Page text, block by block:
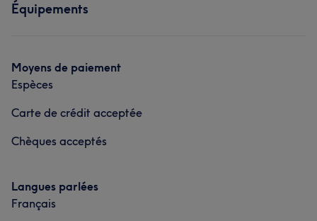
Équipements
Moyens de paiement
Espèces
Carte de crédit acceptée
Chèques acceptés
Langues parlées
Français